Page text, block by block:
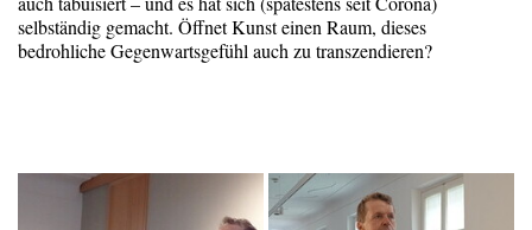
selbständig gemacht. Öffnet Kunst einen Raum, dieses
bedrohliche Gegenwartsgefühl auch zu transzendieren?